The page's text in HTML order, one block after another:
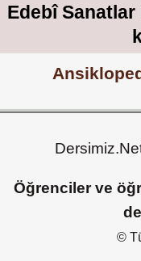
Edebî
Öğrenciler ve
©